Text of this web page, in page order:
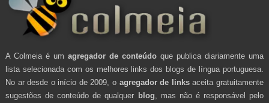
A Colmeia é um agregador de conteúdo que publica diariamente uma
lista selecionada com os melhores links dos blogs de língua portuguesa.
No ar desde o início de 2009, o agregador de linksaceita gratuitamente
sugestões de conteúdo de qualquer blog , mas não é responsável pelo